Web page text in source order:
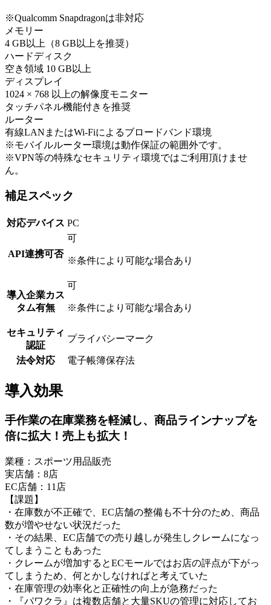
※Qualcomm Snapdragonは非対応
メモリー
4 GB以上（8 GB以上を推奨）
ハードディスク
空き領域 10 GB以上
ディスプレイ
1024 × 768 以上の解像度モニター
タッチパネル機能付きを推奨
ルーター
有線LANまたはWi-Fiによるブロードバンド環境
※モバイルルーター環境は動作保証の範囲外です。
※VPN等の特殊なセキュリティ環境ではご利用頂けませ
ん。
補足スペック
対応デバイス PC
API連携可否
可
※条件により可能な場合あり
導入企業カス
タム有無
可
※条件により可能な場合あり
セキュリティ
認証
プライバシーマーク
法令対応 電子帳簿保存法
導入効果
手作業の在庫業務を軽減し、商品ラインナップを
倍に拡大！売上も拡大！
業種：スポーツ用品販売
実店舗：8店
EC店舗：11店
【課題】
・在庫数が不正確で、EC店舗の整備も不十分のため、商品
数が増やせない状況だった
・その結果、EC店舗での売り越しが発生しクレームになっ
てしまうこともあった
・クレームが増加するとECモールではお店の評点が下がっ
てしまうため、何とかしなければと考えていた
・在庫管理の効率化と正確性の向上が急務だった
・『パワクラ』は複数店舗と大量SKUの管理に対応してお